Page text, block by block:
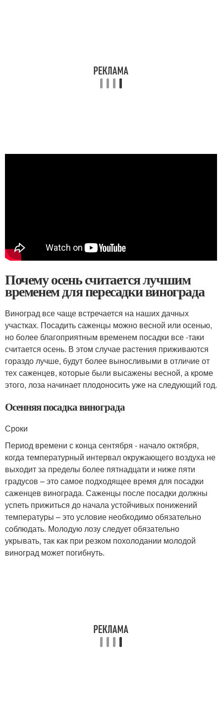
Почему осень считается лучшим
временем для пересадки винограда
Виноград все чаще встречается на наших дачных
участках. Посадить саженцы можно весной или осенью,
но более благоприятным временем посадки все -таки
считается осень. В этом случае растения приживаются
гораздо лучше, будут более выносливыми в отличие от
тех саженцев, которые были высажены весной, а кроме
этого, лоза начинает плодоносить уже на следующий год.
Осенняя посадка винограда
Сроки
Период времени с конца сентября - начало октября,
когда температурный интервал окружающего воздуха не
выходит за пределы более пятнадцати и ниже пяти
градусов – это самое подходящее время для посадки
саженцев винограда. Саженцы после посадки должны
успеть прижиться до начала устойчивых понижений
температуры – это условие необходимо обязательно
соблюдать. Молодую лозу следует обязательно
укрывать, так как при резком похолодании молодой
виноград может погибнуть.